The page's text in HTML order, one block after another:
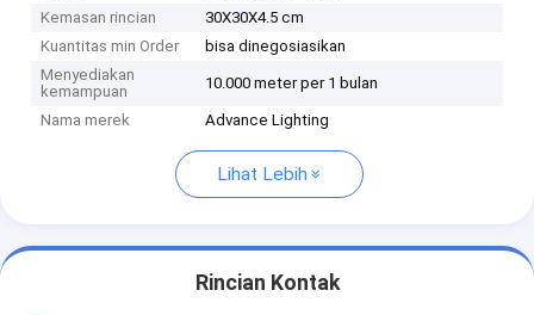
Kemasan rincian
30X30X4.5 cm
Kuantitas min Order
bisa dinegosiasikan
Menyediakan
kemampuan
10.000 meter per 1 bulan
Nama merek Advance Lighting
Lihat Lebih
Rincian Kontak